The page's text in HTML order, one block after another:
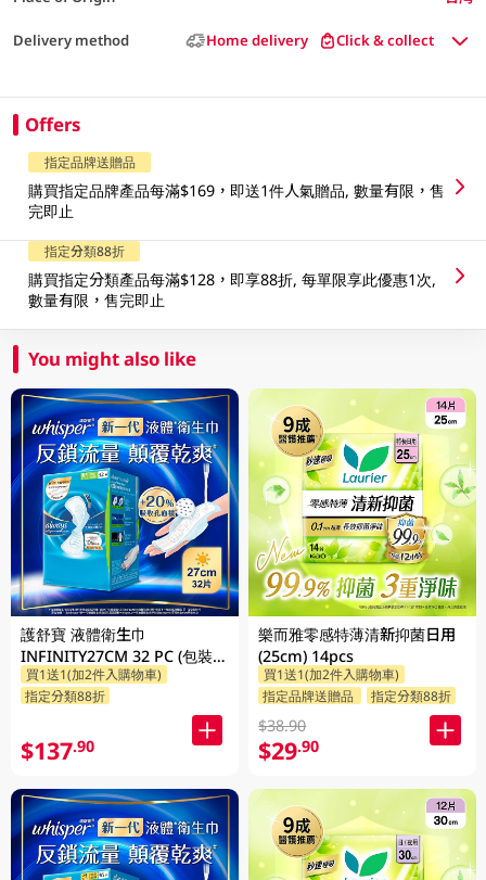
Delivery method Home delivery Click & collect
Offers
指定品牌送贈品
購買指定品牌產品每滿$169，即送1件人氣贈品, 數量有限，售
完即止
指定分類88折
購買指定分類產品每滿$128，即享88折, 每單限享此優惠1次,
數量有限，售完即止
You might also like
護舒寶 液體衛生巾
INFINITY27CM 32 PC (包裝隨
機發放)
買1送1(加2件入購物車)
指定分類88折
$137.90
樂而雅零感特薄清新抑菌日用
(25cm) 14pcs
買1送1(加2件入購物車)
指定品牌送贈品
指定分類88折
$38.90
$29.90